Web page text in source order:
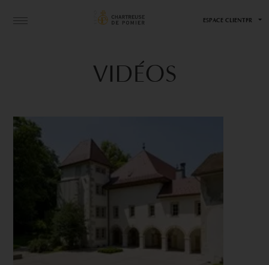
ESPACE CLIENTFR
VIDÉOS